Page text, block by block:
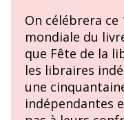
On célébrera ce
mondiale du
que Fête de la
les libraires
une
indépendantes